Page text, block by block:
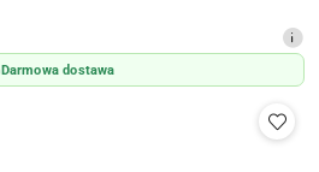
Darmowa dostawa